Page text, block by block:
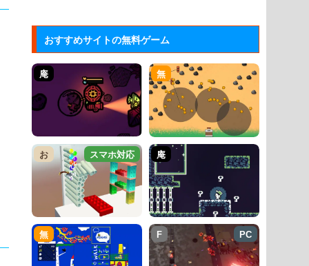
おすすめサイトの無料ゲーム
庵 無
お スマホ対応 庵
無 F PC